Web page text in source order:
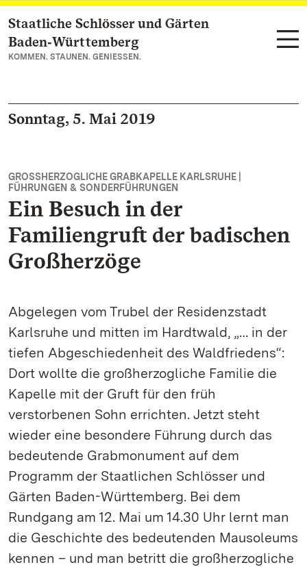
Zum Hauptinhalt springen
Staatliche Schlösser und Gärten
Baden‑Württemberg
KOMMEN. STAUNEN. GENIESSEN.
Sonntag, 5. Mai 2019
GROSSHERZOGLICHE GRABKAPELLE KARLSRUHE |
FÜHRUNGEN & SONDERFÜHRUNGEN
Ein Besuch in der
Familiengruft der badischen
Großherzöge
Abgelegen vom Trubel der Residenzstadt
Karlsruhe und mitten im Hardtwald, „… in der
tiefen Abgeschiedenheit des Waldfriedens“:
Dort wollte die großherzogliche Familie die
Kapelle mit der Gruft für den früh
verstorbenen Sohn errichten. Jetzt steht
wieder eine besondere Führung durch das
bedeutende Grabmonument auf dem
Programm der Staatlichen Schlösser und
Gärten Baden-Württemberg. Bei dem
Rundgang am 12. Mai um 14.30 Uhr lernt man
die Geschichte des bedeutenden Mausoleums
kennen – und man betritt die großherzogliche